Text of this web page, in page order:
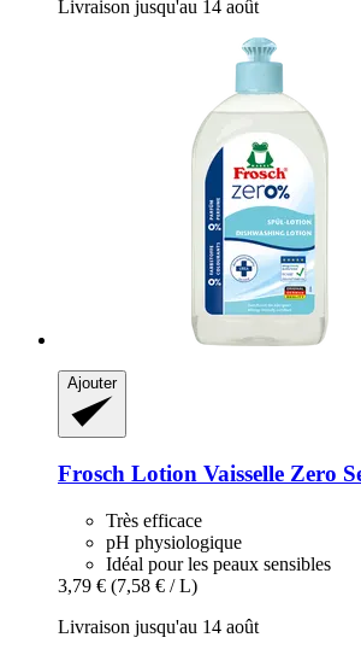
Livraison jusqu'au 14 août
Ajouter
Frosch Lotion Vaisselle Zero
Très efficace
pH physiologique
Idéal pour les peaux sensibles
3,79 € (7,58 € / L)
Livraison jusqu'au 14 août